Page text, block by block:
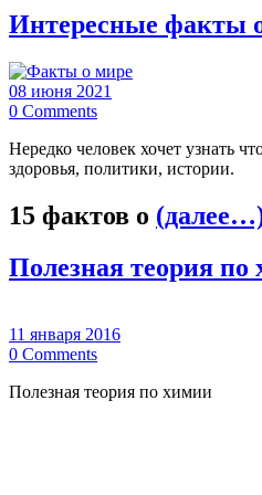
Интересные факты
08 июня 2021
0 Comments
Нередко человек хочет узнать
здоровья, политики, истории.
15 фактов о
Полезная теория по
11 января 2016
0 Comments
Полезная теория по химии